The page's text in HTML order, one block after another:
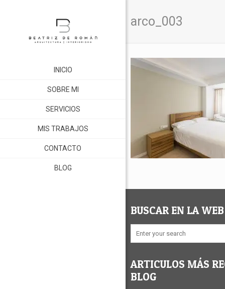
INICIO
SOBRE MI
SERVICIOS
MIS TRABAJOS
CONTACTO
BLOG
arco_003
BUSCAR EN LA WEB
ARTICULOS MÁS
BLOG